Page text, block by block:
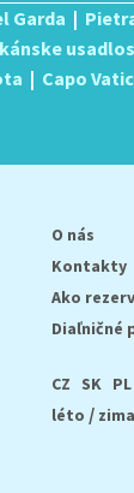
Garda |
| Capo
O nás
Kontakty
Ako
Diaľničné
CZ SK PL
léto / zima